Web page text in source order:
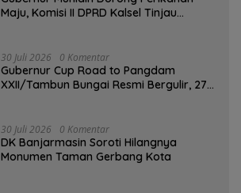
Maju, Komisi II DPRD Kalsel Tinjau
30 Juli 2026 0 Komentar
Gubernur Cup Road to Pangdam
XXII/Tambun Bungai Resmi Bergulir, 27
30 Juli 2026 0 Komentar
DK Banjarmasin Soroti Hilangnya
Monumen Taman Gerbang Kota